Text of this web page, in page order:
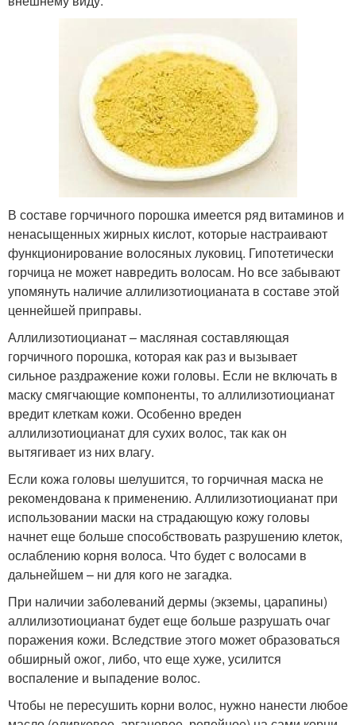
В составе горчичного порошка имеется ряд витаминов и
ненасыщенных жирных кислот, которые настраивают
функционирование волосяных луковиц. Гипотетически
горчица не может навредить волосам. Но все забывают
упомянуть наличие аллилизотиоцианата в составе этой
ценнейшей приправы.
Аллилизотиоцианат – масляная составляющая
горчичного порошка, которая как раз и вызывает
сильное раздражение кожи головы. Если не включать в
маску смягчающие компоненты, то аллилизотиоцианат
вредит клеткам кожи. Особенно вреден
аллилизотиоцианат для сухих волос, так как он
вытягивает из них влагу.
Если кожа головы шелушится, то горчичная маска не
рекомендована к применению. Аллилизотиоцианат при
использовании маски на страдающую кожу головы
начнет еще больше способствовать разрушению клеток,
ослаблению корня волоса. Что будет с волосами в
дальнейшем – ни для кого не загадка.
При наличии заболеваний дермы (экземы, царапины)
аллилизотиоцианат будет еще больше разрушать очаг
поражения кожи. Вследствие этого может образоваться
обширный ожог, либо, что еще хуже, усилится
воспаление и выпадение волос.
Чтобы не пересушить корни волос, нужно нанести любое